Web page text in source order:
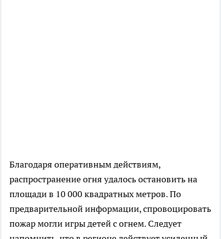
Благодаря оперативным действиям,
распространение огня удалось остановить на
площади в 10 000 квадратных метров. По
предварительной информации, спровоцировать
пожар могли игры детей с огнем. Следует